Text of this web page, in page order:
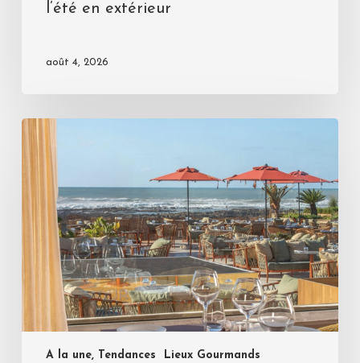
l’été en extérieur
août 4, 2026
A la une, Tendances Lieux Gourmands